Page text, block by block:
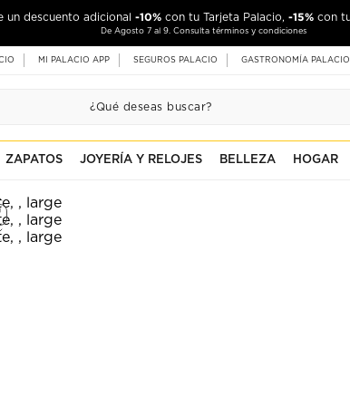
un descuento adicional -10% con tu Tarjeta Palacio, -15% con
De Agosto 7 al 9. Consulta términos y condiciones
MI PALACIO APP SEGUROS PALACIO GASTRONOMÍA PALACIO
ZAPATOS JOYERÍA Y RELOJES BELLEZA HOGAR